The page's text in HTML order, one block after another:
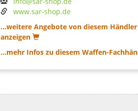
www.sar-shop.de
...weitere Angebote von diesem Händler
anzeigen
...mehr Infos zu diesem Waffen-